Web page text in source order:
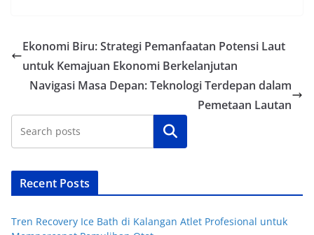
Ekonomi Biru: Strategi Pemanfaatan Potensi Laut
untuk Kemajuan Ekonomi Berkelanjutan
Navigasi Masa Depan: Teknologi Terdepan dalam
Pemetaan Lautan
Cari
Recent Posts
Tren Recovery Ice Bath di Kalangan Atlet Profesional untuk